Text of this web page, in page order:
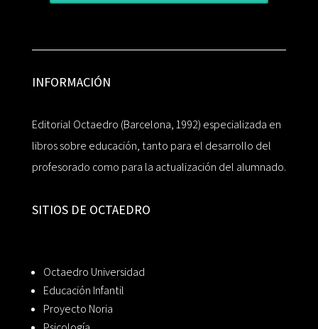
INFORMACIÓN
Editorial Octaedro (Barcelona, 1992) especializada en
libros sobre educación, tanto para el desarrollo del
profesorado como para la actualización del alumnado.
SITIOS DE OCTAEDRO
Octaedro Universidad
Educación Infantil
Proyecto Noria